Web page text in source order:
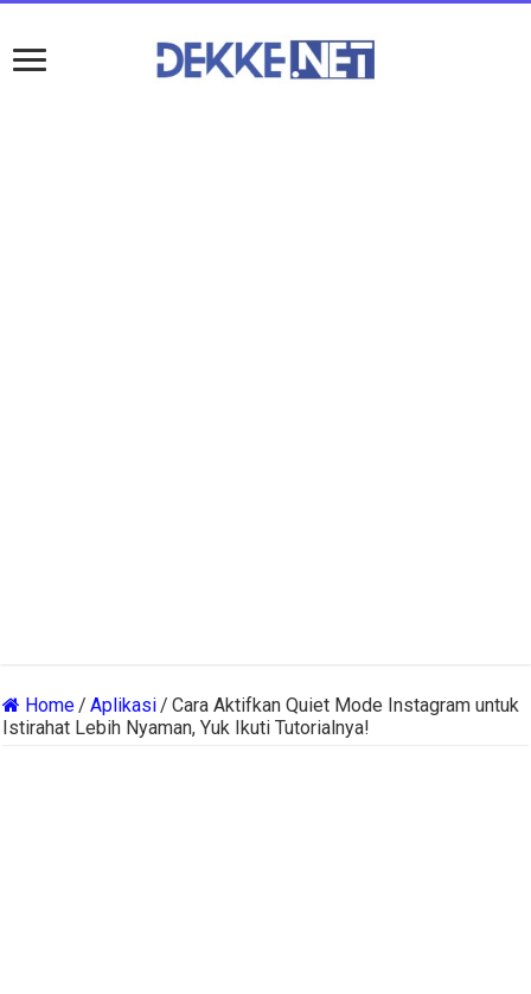
Home/ Aplikasi/ Cara Aktifkan Quiet Mode Instagram untuk
Istirahat Lebih Nyaman, Yuk Ikuti Tutorialnya!